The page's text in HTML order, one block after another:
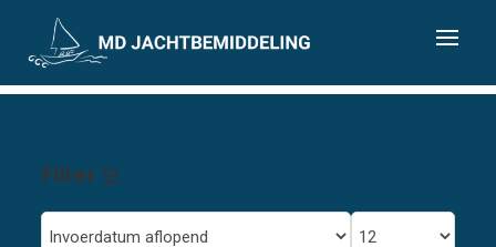
Filter